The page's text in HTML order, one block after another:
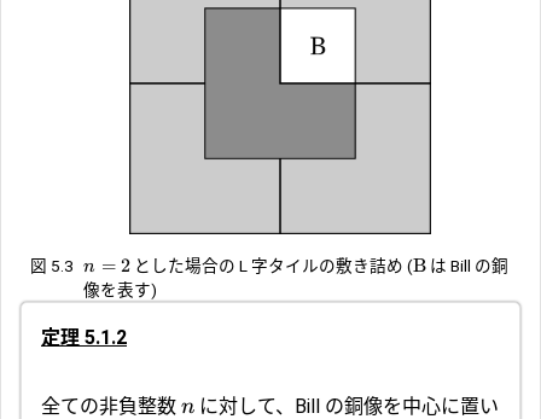
図 5.3 n = 2 とした場合の L 字タイルの敷き詰め (B は Bill の銅
像を表す)
定理 5.1.2
全ての非負整数 n に対して、Bill の銅像を中心に置い